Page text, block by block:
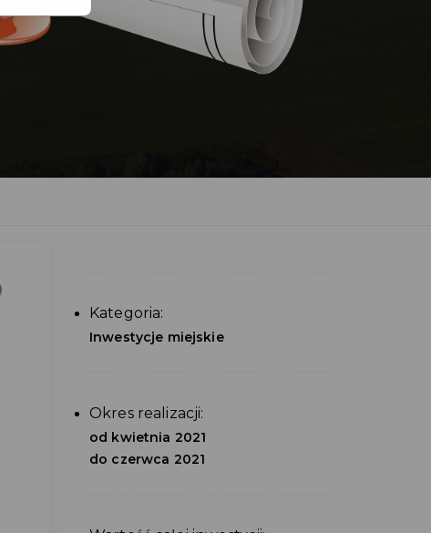
Kategoria:
Inwestycje miejskie
Okres realizacji:
od kwietnia 2021
do czerwca 2021